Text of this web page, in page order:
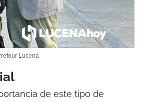
Lucena
de este tipo de